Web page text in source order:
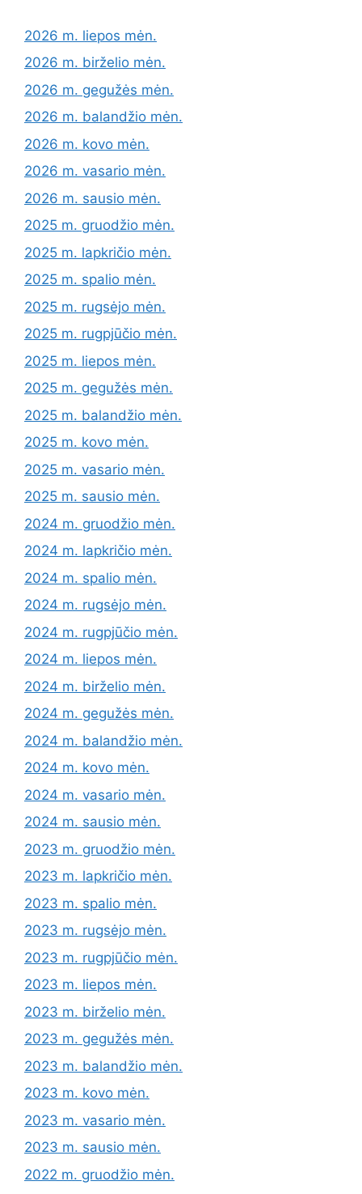
2026 m. liepos mėn.
2026 m. birželio mėn.
2026 m. gegužės mėn.
2026 m. balandžio mėn.
2026 m. kovo mėn.
2026 m. vasario mėn.
2026 m. sausio mėn.
2025 m. gruodžio mėn.
2025 m. lapkričio mėn.
2025 m. spalio mėn.
2025 m. rugsėjo mėn.
2025 m. rugpjūčio mėn.
2025 m. liepos mėn.
2025 m. gegužės mėn.
2025 m. balandžio mėn.
2025 m. kovo mėn.
2025 m. vasario mėn.
2025 m. sausio mėn.
2024 m. gruodžio mėn.
2024 m. lapkričio mėn.
2024 m. spalio mėn.
2024 m. rugsėjo mėn.
2024 m. rugpjūčio mėn.
2024 m. liepos mėn.
2024 m. birželio mėn.
2024 m. gegužės mėn.
2024 m. balandžio mėn.
2024 m. kovo mėn.
2024 m. vasario mėn.
2024 m. sausio mėn.
2023 m. gruodžio mėn.
2023 m. lapkričio mėn.
2023 m. spalio mėn.
2023 m. rugsėjo mėn.
2023 m. rugpjūčio mėn.
2023 m. liepos mėn.
2023 m. birželio mėn.
2023 m. gegužės mėn.
2023 m. balandžio mėn.
2023 m. kovo mėn.
2023 m. vasario mėn.
2023 m. sausio mėn.
2022 m. gruodžio mėn.